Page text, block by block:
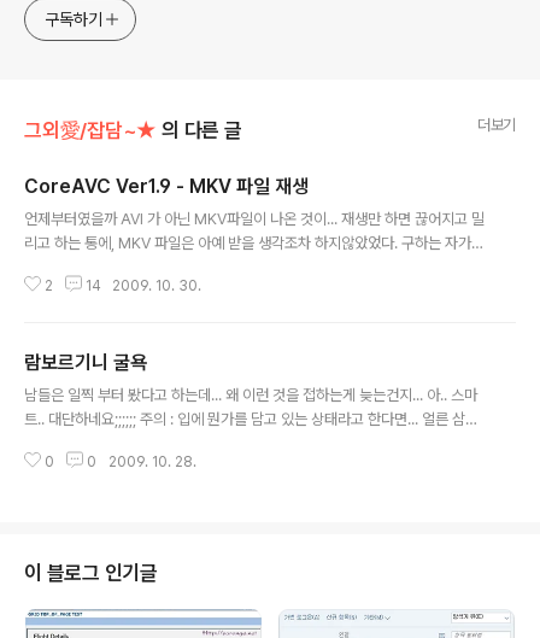
구독하기
그외愛/잡담~★ 의 다른 글 더보기
CoreAVC Ver1.9 - MKV 파일 재생
언제부터였을까 AVI 가 아닌 MKV파일이 나온 것이... 재생만 하면 끊어지고 밀
리고 하는 통에, MKV 파일은 아예 받을 생각조차 하지않았었다. 구하는 자가
받았는데... 어라? 이거 MKV 파일이네... 재생해보니... 설마..가 역시나.. 다.. 버
늦은 생각... 확인을 해보니, CoreAVC 필터를 써주면 된다고 함. 네X버 와 몇
가지 검색 엔진을 통해 살펴봤으나.. 90%가 낚시글이다. 어떤 곳은 음란영상
사이트의 링크가 걸려있고... OTL... 어찌..
2 14 2009. 10. 30.
람보르기니 굴욕
남들은 일찍 부터 봤다고 하는데... 왜 이런 것을 접하는게 늦는건지... 아.. 스마
트.. 대단하네요;;;;;; 주의 : 입에 뭔가를 담고 있는 상태라고 한다면... 얼른 삼키
0 0 2009. 10. 28.
이 블로그 인기글